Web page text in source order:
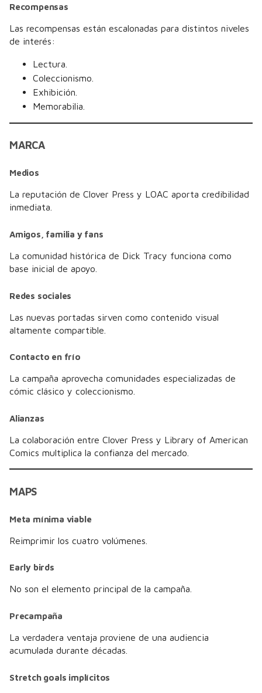
Recompensas
Las recompensas están escalonadas para distintos niveles
de interés:
Lectura.
Coleccionismo.
Exhibición.
Memorabilia.
MARCA
Medios
La reputación de Clover Press y LOAC aporta credibilidad
inmediata.
Amigos, familia y fans
La comunidad histórica de Dick Tracy funciona como
base inicial de apoyo.
Redes sociales
Las nuevas portadas sirven como contenido visual
altamente compartible.
Contacto en frío
La campaña aprovecha comunidades especializadas de
cómic clásico y coleccionismo.
Alianzas
La colaboración entre Clover Press y Library of American
Comics multiplica la confianza del mercado.
MAPS
Meta mínima viable
Reimprimir los cuatro volúmenes.
Early birds
No son el elemento principal de la campaña.
Precampaña
La verdadera ventaja proviene de una audiencia
acumulada durante décadas.
Stretch goals implícitos